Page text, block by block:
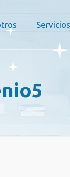
Servicios